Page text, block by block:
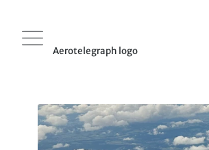
Aerotelegraph logo